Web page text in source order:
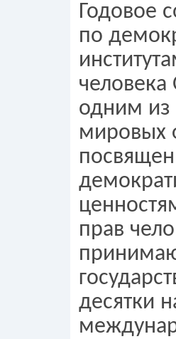
Годовое
по
человека
одним из
мировых
прав
десятки